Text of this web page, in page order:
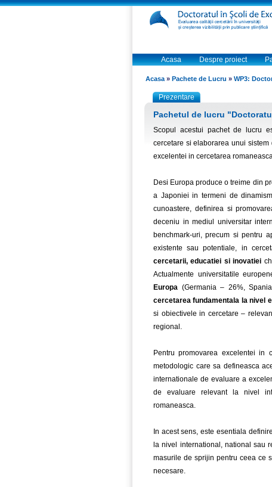
Acasa Despre proiect
Acasa » Pachete de Lucru » WP3:
Prezentare
Pachetul de lucru
Scopul acestui pachet de lucru
cercetare si elaborarea unui
excelentei in cercetarea
Desi Europa produce o treime din
a Japoniei in termeni de
cunoastere, definirea si
deceniu in mediul universitar
benchmark-uri, precum si pentru
existente sau potentiale, in
cercetarii, educatiei si inovatiei
Actualmente universitatile
Europa (Germania – 26%,
cercetarea fundamentala la nivel
si obiectivele in cercetare –
regional.
Pentru promovarea excelentei in
metodologic care sa defineasca
internationale de evaluare a
de evaluare relevant la nivel
romaneasca.
In acest sens, este esentiala
la nivel international, national sau
masurile de sprijin pentru ceea ce
necesare.